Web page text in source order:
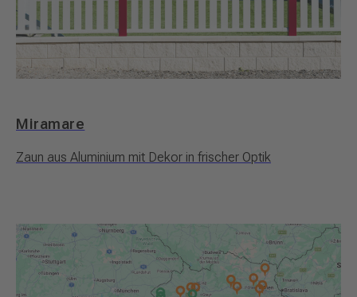
Miramare
Zaun aus Aluminium mit Dekor in frischer Optik